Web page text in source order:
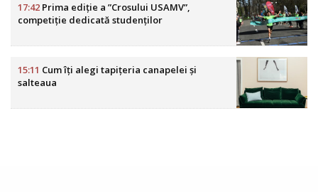
17:42 Prima ediție a ”Crosului USAMV”,
competiție dedicată studenților
15:11 Cum îți alegi tapițeria canapelei și
salteaua